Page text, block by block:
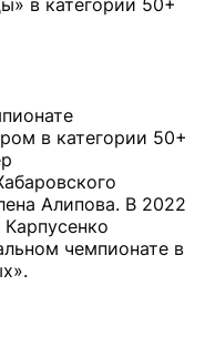
в категории 50+
в категории 50+
Алипова. В 2022
Карпусенко
чемпионате в